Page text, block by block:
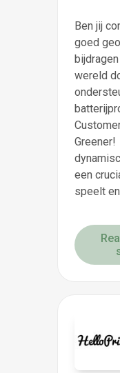
Ben jij
goed
wereld
Greener!
een
speelt en